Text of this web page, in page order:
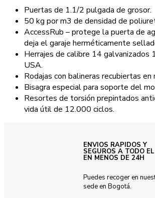
Puertas de 1.1/2 pulgada de grosor.
50 kg por m3 de densidad de
AccessRub – protege la puerta de
deja el garaje herméticamente
Herrajes de calibre 14 galvanizados
USA.
Rodajas con balineras recubiertas en
Bisagra especial para soporte del
Resortes de torsión prepintados
vida útil de 12.000 ciclos.
ENVIOS RAPIDOS Y
SEGUROS A TODO
EN MENOS DE 24H
Puedes recoger en
sede en Bogotá.